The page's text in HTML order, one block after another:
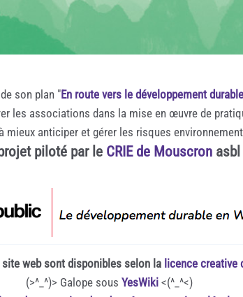
son plan "En route vers le développement durable
les associations dans la mise en œuvre de
mieux anticiper et gérer les risques
piloté par le CRIE de Mouscronasbl
web sont disponibles selon la licence creative
(>^_^)> Galope sous YesWiki<(^_^<)